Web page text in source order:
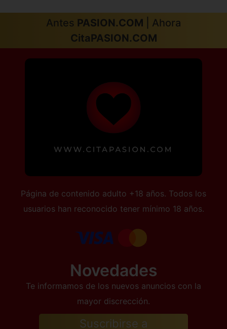
Antes PASION.COM | Ahora
CitaPASION.COM
Página de contenido adulto +18 años. Todos los
usuarios han reconocido tener mínimo 18 años.
Novedades
Te informamos de los nuevos anuncios con la
mayor discrección.
Suscribirse a